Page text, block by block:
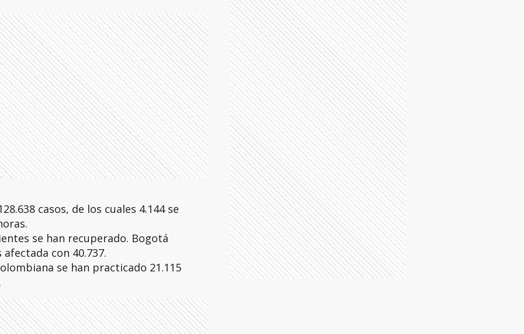
casos, de los cuales 4.144 se
se han recuperado. Bogotá
con 40.737.
se han practicado 21.115